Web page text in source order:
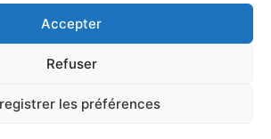
Accepter
Refuser
les préférences
Hainaut Développement